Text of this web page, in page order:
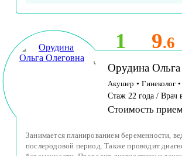
1 9.6
Принимает детей
Орудина
Акушер • Гинеколог •
Стаж 22 года / Врач
Стоимость
Занимается планированием беременности,
послеродовой период. Также проводит